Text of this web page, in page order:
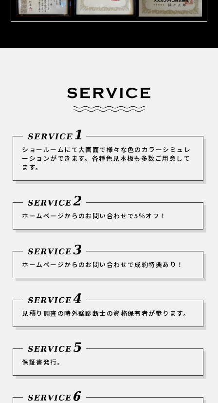
ショールームにて大画面で様々な色のカラーシミュレ
ーションができます。各種色見本板も多数ご用意して
ます。
ホームページからのお問い合わせで5％オフ！
ホームページからのお問い合わせで成約特典あり！
見積り調査の時外壁診断士の資格保有者が参ります。
保証書発行。